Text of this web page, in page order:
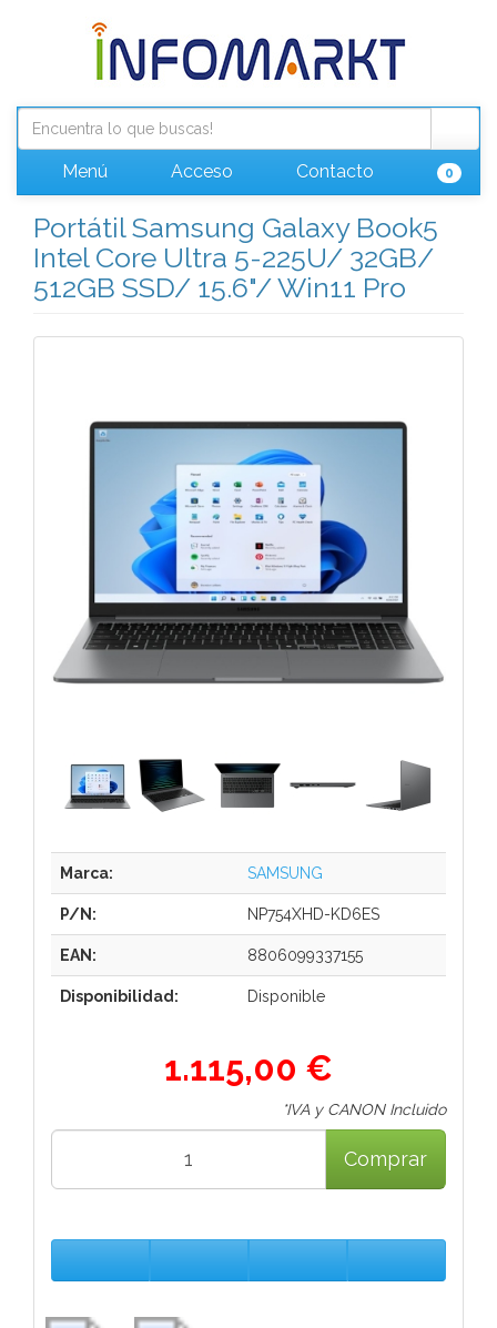
Menú Acceso Contacto 0
Portátil Samsung Galaxy Book5
Intel Core Ultra 5-225U/ 32GB/
512GB SSD/ 15.6"/ Win11 Pro
Marca: SAMSUNG
P/N: NP754XHD-KD6ES
EAN: 8806099337155
Disponibilidad: Disponible
1.115,00 €
*IVA y CANON Incluido
Comprar